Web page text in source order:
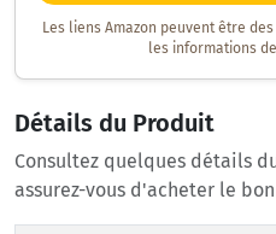
Les liens Amazon peuvent être
les informations
Détails du Produit
Consultez quelques détails
assurez-vous d'acheter le